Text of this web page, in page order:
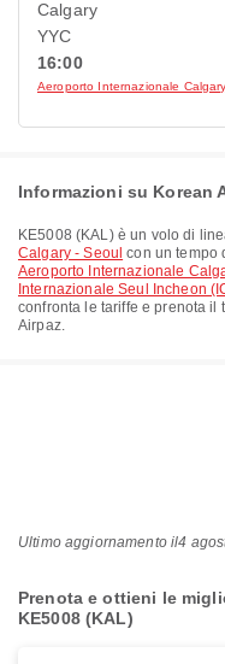
Calgary
YYC
16:00
Aeroporto Internazionale Calgary
Informazioni su Korean
KE5008 (KAL) è un volo di
Calgary - Seoul con un tempo
Aeroporto Internazionale
Internazionale Seul Incheon
confronta le tariffe e prenota
Airpaz.
Ultimo aggiornamento il4
Prenota e ottieni le
KE5008 (KAL)